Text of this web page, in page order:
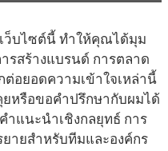
ว็บไซต์นี้ ทำให้คุณได้มุม
รสร้างแบรนด์ การตลาด
อยอดความเข้าใจเหล่านี้
หรือขอคำปรึกษากับผมได้
ำแนะนำเชิงกลยุทธ์ การ
ยายสำหรับทีมและองค์กร